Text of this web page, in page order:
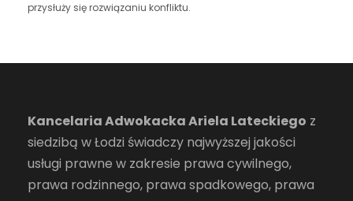
przysłuży się rozwiązaniu konfliktu.
Kancelaria Adwokacka Ariela Lateckiego z
siedzibą w Łodzi świadczy najwyższej jakości
usługi prawne w zakresie prawa cywilnego,
prawa rodzinnego, prawa spadkowego, prawa